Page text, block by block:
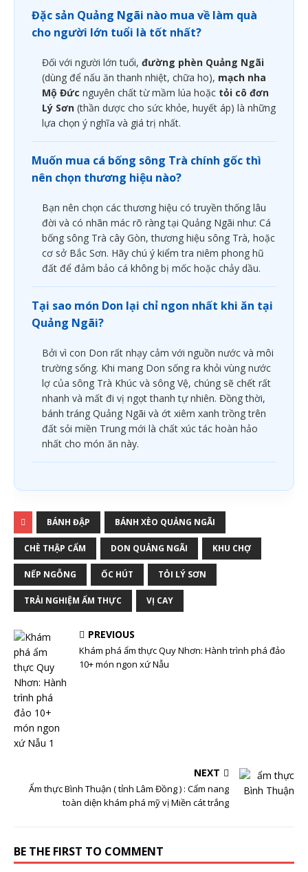
Đặc sản Quảng Ngãi nào mua về làm quà
cho người lớn tuổi là tốt nhất?
Đối với người lớn tuổi, đường phèn Quảng Ngãi
(dùng để nấu ăn thanh nhiệt, chữa ho), mạch nha
Mộ Đức nguyên chất từ mầm lúa hoặc tỏi cô đơn
Lý Sơn (thần dược cho sức khỏe, huyết áp) là những
lựa chọn ý nghĩa và giá trị nhất.
Muốn mua cá bống sông Trà chính gốc thì
nên chọn thương hiệu nào?
Bạn nên chọn các thương hiệu có truyền thống lâu
đời và có nhãn mác rõ ràng tại Quảng Ngãi như: Cá
bống sông Trà cây Gòn, thương hiệu sông Trà, hoặc
cơ sở Bắc Sơn. Hãy chú ý kiểm tra niêm phong hũ
đất để đảm bảo cá không bị mốc hoặc chảy dầu.
Tại sao món Don lại chỉ ngon nhất khi ăn tại
Quảng Ngãi?
Bởi vì con Don rất nhạy cảm với nguồn nước và môi
trường sống. Khi mang Don sống ra khỏi vùng nước
lợ của sông Trà Khúc và sông Vệ, chúng sẽ chết rất
nhanh và mất đi vị ngọt thanh tự nhiên. Đồng thời,
bánh tráng Quảng Ngãi và ớt xiêm xanh trồng trên
đất sỏi miền Trung mới là chất xúc tác hoàn hảo
nhất cho món ăn này.
BÁNH ĐẬP BÁNH XÈO QUẢNG NGÃI
CHÈ THẬP CẨM DON QUẢNG NGÃI KHU CHỢ
NẾP NGỖNG ỐC HÚT TỎI LÝ SƠN
TRẢI NGHIỆM ẨM THỰC VỊ CAY
PREVIOUS
Khám phá ẩm thực Quy Nhơn: Hành trình phá đảo
10+ món ngon xứ Nẫu
NEXT
Ẩm thực Bình Thuận ( tỉnh Lâm Đồng ) : Cẩm nang
toàn diện khám phá mỹ vị Miền cát trắng
BE THE FIRST TO COMMENT